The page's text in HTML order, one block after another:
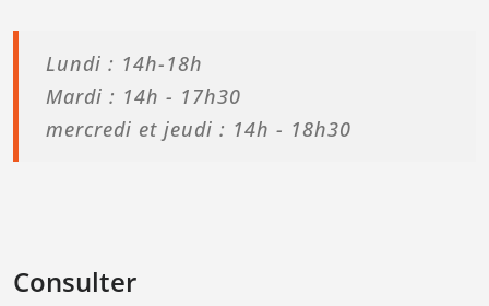
Lundi : 14h-18h
Mardi : 14h - 17h30
mercredi et jeudi : 14h - 18h30
Consulter